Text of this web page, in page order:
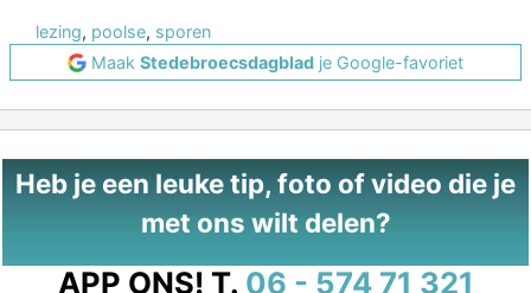
lezing, poolse, sporen
Maak Stedebroecsdagblad je Google-favoriet
Heb je een leuke tip, foto of video die je
met ons wilt delen?
APP ONS! T. 06 - 574 71 321